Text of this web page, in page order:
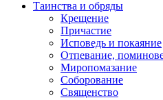
Таинства и обряды
Крещение
Причастие
Исповедь и покаяние
Отпевание,
Миропомазание
Соборование
Священство